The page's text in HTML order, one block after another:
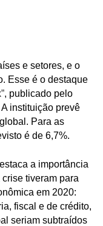
e setores, e o
Esse é o destaque
, publicado pelo
A instituição prevê
Para as
é de 6,7%.
a importância
tiveram para
em 2020:
fiscal e de crédito,
seriam subtraídos